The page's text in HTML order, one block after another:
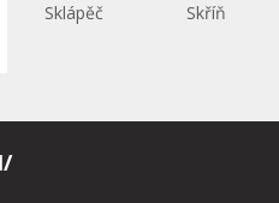
Sklápěč Skříň